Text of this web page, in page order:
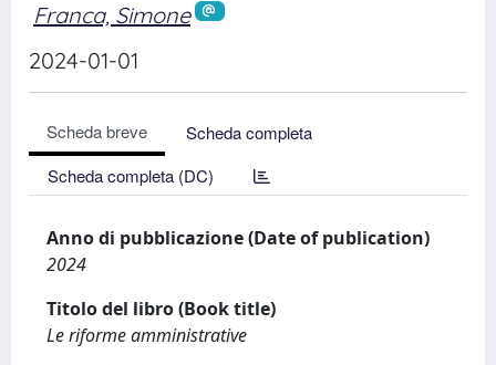
Franca, Simone
2024-01-01
Scheda breve
Scheda completa
Scheda completa (DC)
Anno di pubblicazione (Date of publication)
2024
Titolo del libro (Book title)
Le riforme amministrative